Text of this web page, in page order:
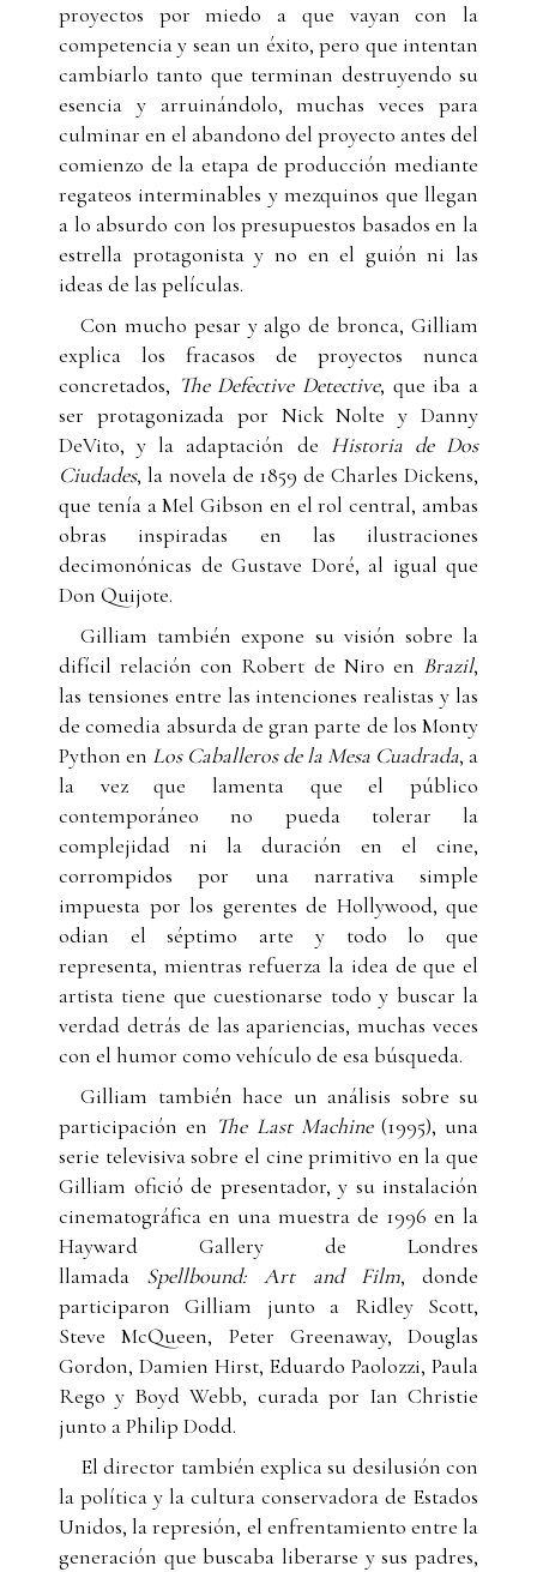
proyectos por miedo a que vayan con la
competencia y sean un éxito, pero que intentan
cambiarlo tanto que terminan destruyendo su
esencia y arruinándolo, muchas veces para
culminar en el abandono del proyecto antes del
comienzo de la etapa de producción mediante
regateos interminables y mezquinos que llegan
a lo absurdo con los presupuestos basados en la
estrella protagonista y no en el guión ni las
ideas de las películas.
Con mucho pesar y algo de bronca, Gilliam
explica los fracasos de proyectos nunca
concretados, The Defective Detective, que iba a
ser protagonizada por Nick Nolte y Danny
DeVito, y la adaptación de Historia de Dos
Ciudades, la novela de 1859 de Charles Dickens,
que tenía a Mel Gibson en el rol central, ambas
obras inspiradas en las ilustraciones
decimonónicas de Gustave Doré, al igual que
Don Quijote.
Gilliam también expone su visión sobre la
difícil relación con Robert de Niro en Brazil,
las tensiones entre las intenciones realistas y las
de comedia absurda de gran parte de los Monty
Python en Los Caballeros de la Mesa Cuadrada, a
la vez que lamenta que el público
contemporáneo no pueda tolerar la
complejidad ni la duración en el cine,
corrompidos por una narrativa simple
impuesta por los gerentes de Hollywood, que
odian el séptimo arte y todo lo que
representa, mientras refuerza la idea de que el
artista tiene que cuestionarse todo y buscar la
verdad detrás de las apariencias, muchas veces
con el humor como vehículo de esa búsqueda.
Gilliam también hace un análisis sobre su
participación en The Last Machine (1995), una
serie televisiva sobre el cine primitivo en la que
Gilliam ofició de presentador, y su instalación
cinematográfica en una muestra de 1996 en la
Hayward Gallery de Londres
llamada Spellbound: Art and Film, donde
participaron Gilliam junto a Ridley Scott,
Steve McQueen, Peter Greenaway, Douglas
Gordon, Damien Hirst, Eduardo Paolozzi, Paula
Rego y Boyd Webb, curada por Ian Christie
junto a Philip Dodd.
El director también explica su desilusión con
la política y la cultura conservadora de Estados
Unidos, la represión, el enfrentamiento entre la
generación que buscaba liberarse y sus padres,